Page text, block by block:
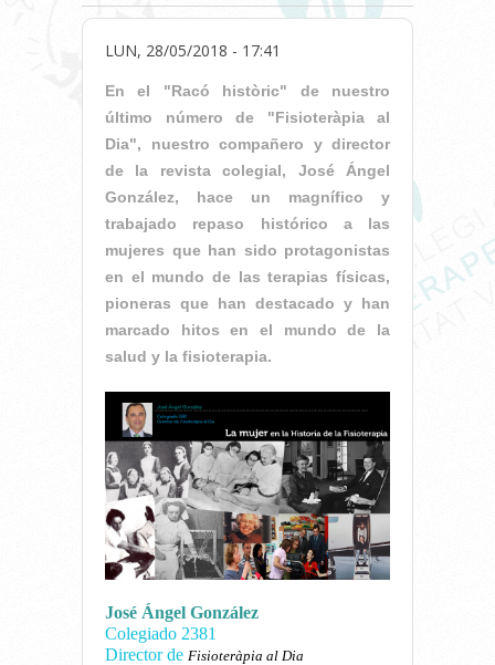
LUN, 28/05/2018 - 17:41
En el "Racó històric" de nuestro
último número de "Fisioteràpia al
Dia", nuestro compañero y director
de la revista colegial, José Ángel
González, hace un magnífico y
trabajado repaso histórico a las
mujeres que han sido protagonistas
en el mundo de las terapias físicas,
pioneras que han destacado y han
marcado hitos en el mundo de la
salud y la fisioterapia.
José Ángel González
Colegiado 2381
Director de Fisioteràpia al Dia